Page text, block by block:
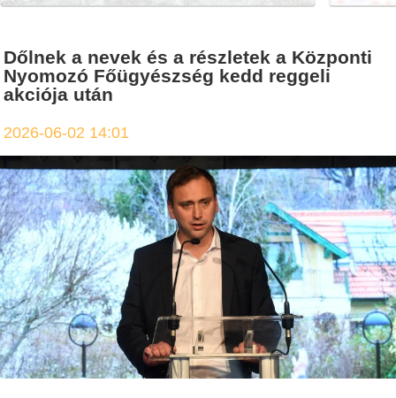
Dőlnek a nevek és a részletek a Központi
Nyomozó Főügyészség kedd reggeli
akciója után
2026-06-02 14:01